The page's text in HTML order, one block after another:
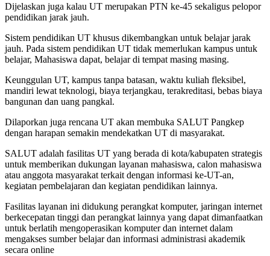
Dijelaskan juga kalau UT merupakan PTN ke-45 sekaligus pelopor
pendidikan jarak jauh.
Sistem pendidikan UT khusus dikembangkan untuk belajar jarak
jauh. Pada sistem pendidikan UT tidak memerlukan kampus untuk
belajar, Mahasiswa dapat, belajar di tempat masing masing.
Keunggulan UT, kampus tanpa batasan, waktu kuliah fleksibel,
mandiri lewat teknologi, biaya terjangkau, terakreditasi, bebas biaya
bangunan dan uang pangkal.
Dilaporkan juga rencana UT akan membuka SALUT Pangkep
dengan harapan semakin mendekatkan UT di masyarakat.
SALUT adalah fasilitas UT yang berada di kota/kabupaten strategis
untuk memberikan dukungan layanan mahasiswa, calon mahasiswa
atau anggota masyarakat terkait dengan informasi ke-UT-an,
kegiatan pembelajaran dan kegiatan pendidikan lainnya.
Fasilitas layanan ini didukung perangkat komputer, jaringan internet
berkecepatan tinggi dan perangkat lainnya yang dapat dimanfaatkan
untuk berlatih mengoperasikan komputer dan internet dalam
mengakses sumber belajar dan informasi administrasi akademik
secara online